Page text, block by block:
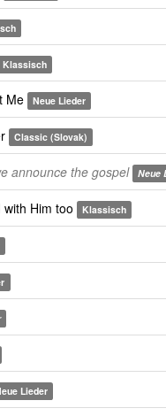
Klassisch
Me Neue Lieder
Classic (Slovak)
announce the gospel Neue
Him too Klassisch
Lieder